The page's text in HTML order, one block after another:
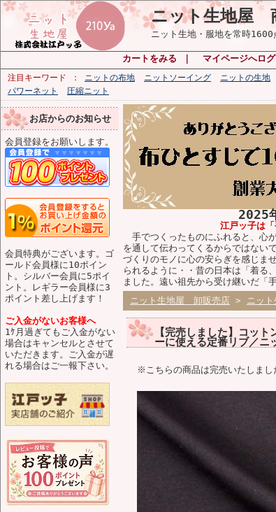
ニット生地屋
ニット生地・服地を常時1600
カートをみる マイページへロ
注目キーワード ニットの布地 ニットソーイング ニットの生地
パワーネット
圧縮ニット
お店からのお知らせ
会員登録をお願いします。
会員特典がございます。ゴ
ールド会員様に10ポイン
ト。シルバー会員に5ポイ
ント。レギラー会員様に3
ポイント差し上げます！
ご入金がないお客様へ
1ｹ月過ぎてもご入金がない
場合はキャンセルとさせて
いただきます。ご入金が遅
れる場合はご一報下さい。
2025
江戸ッ子は
手でつくったものにふれると、心
を通して伝わってくるからではない
づくりのモノに心の安らぎを感じま
られるように・・昔の日本は「着る
ました。遠い祖先から受け継いだ「
ニット生地屋 卸販売店 > ニッ
【完売しました】コッ
ーに使える定番リブ／ニ
※こちらの商品は完売いたしまし